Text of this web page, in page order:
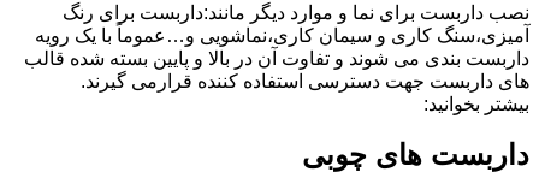
نصب داربست برای نما و موارد دیگر مانند:داربست برای رنگ
آمیزی،سنگ کاری و سیمان کاری،نماشویی و…عموماً با یک رویه
داربست بندی می شوند و تفاوت آن در بالا و پایین بسته شده قالب
های داربست جهت دسترسی استفاده کننده قرارمی گیرند.
بیشتر بخوانید:
داربست های چوبی